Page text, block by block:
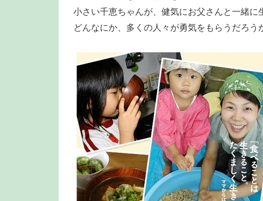
小さい千恵ちゃんが、健気にお父さんと一緒に
どんなにか、多くの人々が勇気をもらうだろう